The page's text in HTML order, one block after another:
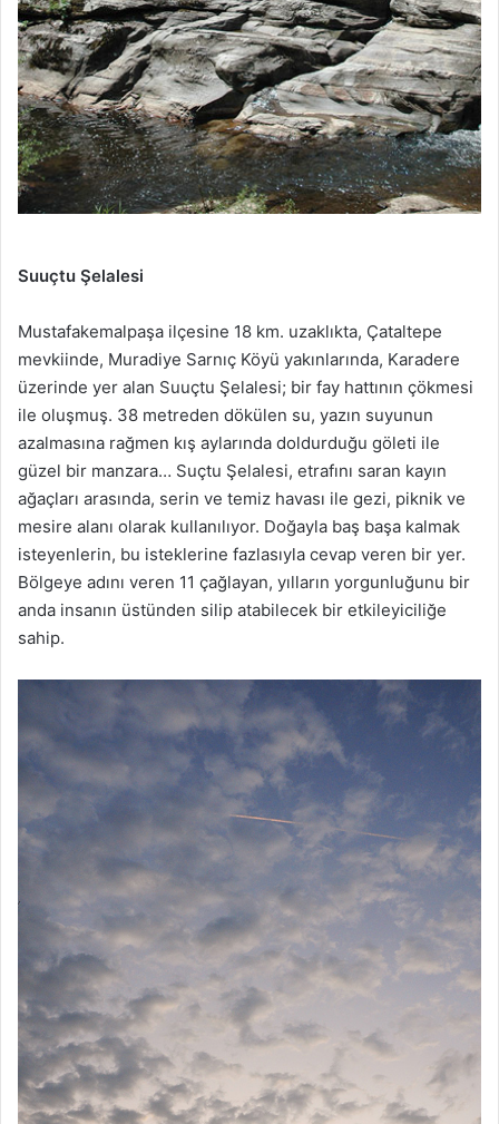
Suuçtu Şelalesi
Mustafakemalpaşa ilçesine 18 km. uzaklıkta, Çataltepe
mevkiinde, Muradiye Sarnıç Köyü yakınlarında, Karadere
üzerinde yer alan Suuçtu Şelalesi; bir fay hattının çökmesi
ile oluşmuş. 38 metreden dökülen su, yazın suyunun
azalmasına rağmen kış aylarında doldurduğu göleti ile
güzel bir manzara… Suçtu Şelalesi, etrafını saran kayın
ağaçları arasında, serin ve temiz havası ile gezi, piknik ve
mesire alanı olarak kullanılıyor. Doğayla baş başa kalmak
isteyenlerin, bu isteklerine fazlasıyla cevap veren bir yer.
Bölgeye adını veren 11 çağlayan, yılların yorgunluğunu bir
anda insanın üstünden silip atabilecek bir etkileyiciliğe
sahip.